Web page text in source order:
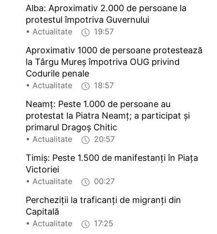
Alba: Aproximativ 2.000 de persoane la
protestul împotriva Guvernului
• Actualitate 19:57
Aproximativ 1000 de persoane protestează
la Târgu Mureș împotriva OUG privind
Codurile penale
• Actualitate 18:57
Neamț: Peste 1.000 de persoane au
protestat la Piatra Neamț; a participat și
primarul Dragoș Chitic
• Actualitate 20:57
Timiș: Peste 1.500 de manifestanți în Piața
Victoriei
• Actualitate 00:27
Percheziții la traficanți de migranți din
Capitală
• Actualitate 17:25